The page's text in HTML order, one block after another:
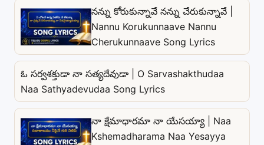
నన్ను కోరుకున్నావే నన్ను చేరుకున్నావే |
Nannu Korukunnaave Nannu
Cherukunnaave Song Lyrics
ఓ సర్వశక్తుడా నా సత్యదేవుడా | O Sarvashakthudaa
Naa Sathyadevudaa Song Lyrics
నా క్షేమాధారమా నా యేసయ్యా | Naa
Kshemadharama Naa Yesayya